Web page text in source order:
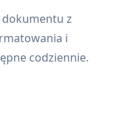
z
i
codziennie.